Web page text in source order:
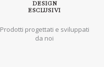
DESIGN
ESCLUSIVI
Prodotti progettati e sviluppati
da noi